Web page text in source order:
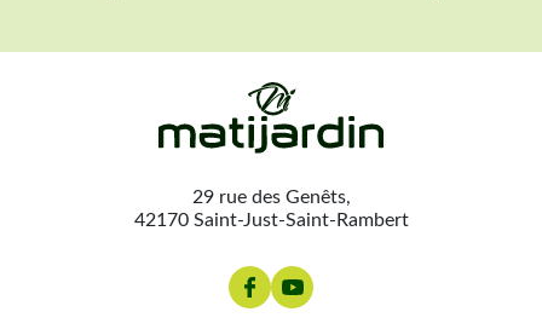
29 rue des Genêts,
42170 Saint-Just-Saint-Rambert